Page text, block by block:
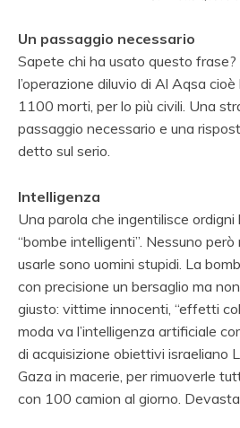
Un passaggio necessario
Sapete chi ha usato questo
l’operazione diluvio di Al Aqsa
1100 morti, per lo più civili. Una
passaggio necessario e una
detto sul serio.
Intelligenza
Una parola che ingentilisce
“bombe intelligenti”. Nessuno
usarle sono uomini stupidi. La
con precisione un bersaglio ma
giusto: vittime innocenti, “effetti
moda va l’intelligenza artificiale
di acquisizione obiettivi israeliano
Gaza in macerie, per rimuoverle
con 100 camion al giorno.